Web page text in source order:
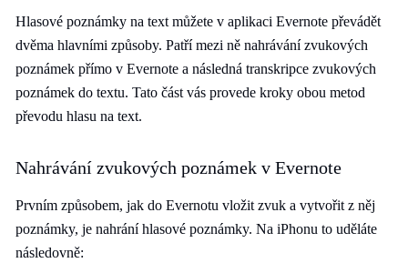
Hlasové poznámky na text můžete v aplikaci Evernote převádět
dvěma hlavními způsoby. Patří mezi ně nahrávání zvukových
poznámek přímo v Evernote a následná transkripce zvukových
poznámek do textu. Tato část vás provede kroky obou metod
převodu hlasu na text.
Nahrávání zvukových poznámek v Evernote
Prvním způsobem, jak do Evernotu vložit zvuk a vytvořit z něj
poznámky, je nahrání hlasové poznámky. Na iPhonu to uděláte
následovně: